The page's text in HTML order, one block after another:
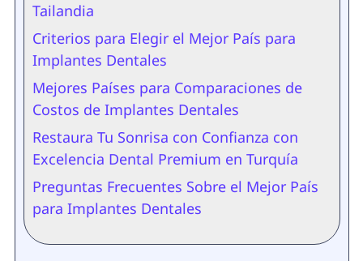
Tailandia
Criterios para Elegir el Mejor País para
Implantes Dentales
Mejores Países para Comparaciones de
Costos de Implantes Dentales
Restaura Tu Sonrisa con Confianza con
Excelencia Dental Premium en Turquía
Preguntas Frecuentes Sobre el Mejor País
para Implantes Dentales